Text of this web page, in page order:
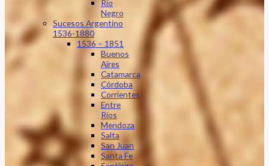
Río
Negro
Sucesos Argentino
1536-1880
1536 – 1851
Buenos
Aires
Catamarca
Córdoba
Corrientes
Entre
Ríos
Mendoza
Salta
San Juan
Santa Fe